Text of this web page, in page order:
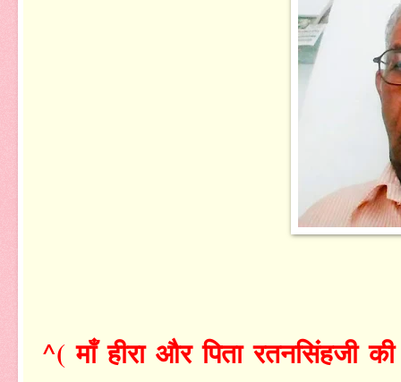
^( माँ हीरा और पिता रतनसिंहजी